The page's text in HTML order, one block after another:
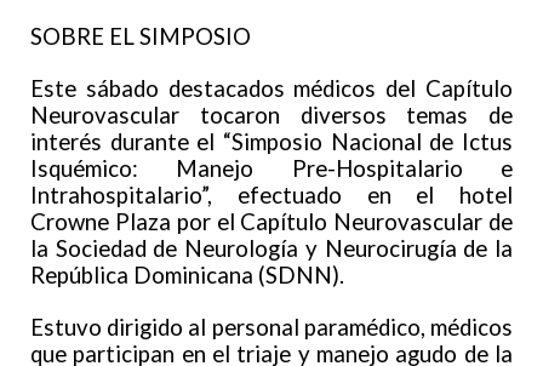
SOBRE EL SIMPOSIO
Este sábado destacados médicos del Capítulo
Neurovascular tocaron diversos temas de
interés durante el “Simposio Nacional de Ictus
Isquémico: Manejo Pre-Hospitalario e
Intrahospitalario”, efectuado en el hotel
Crowne Plaza por el Capítulo Neurovascular de
la Sociedad de Neurología y Neurocirugía de la
República Dominicana (SDNN).
Estuvo dirigido al personal paramédico, médicos
que participan en el triaje y manejo agudo de la